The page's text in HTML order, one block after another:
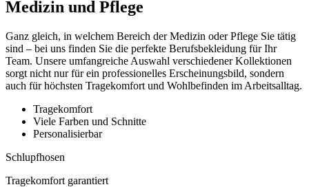
Medizin und Pflege
Ganz gleich, in welchem Bereich der Medizin oder Pflege Sie tätig
sind – bei uns finden Sie die perfekte Berufsbekleidung für Ihr
Team. Unsere umfangreiche Auswahl verschiedener Kollektionen
sorgt nicht nur für ein professionelles Erscheinungsbild, sondern
auch für höchsten Tragekomfort und Wohlbefinden im Arbeitsalltag.
Tragekomfort
Viele Farben und Schnitte
Personalisierbar
Schlupfhosen
Tragekomfort garantiert